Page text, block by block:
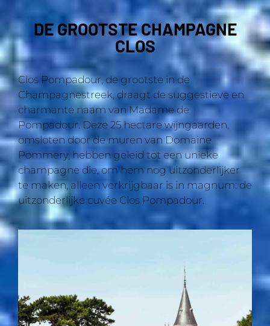
DE GROOTSTE CHAMPAGNE
CLOS
Clos Pompadour, de grootste in de
Champagnestreek, draagt de suggestieve en
charmante naam van Madame de
Pompadour. Deze 25 hectare wijngaarden,
omsloten door de muren van Domaine
Pommery, hebben geleid tot een unieke
champagne die, om hem nog uitzonderlijker
te maken, alleen verkrijgbaar is in magnum: de
uitzonderlijke cuvée Clos Pompadour.